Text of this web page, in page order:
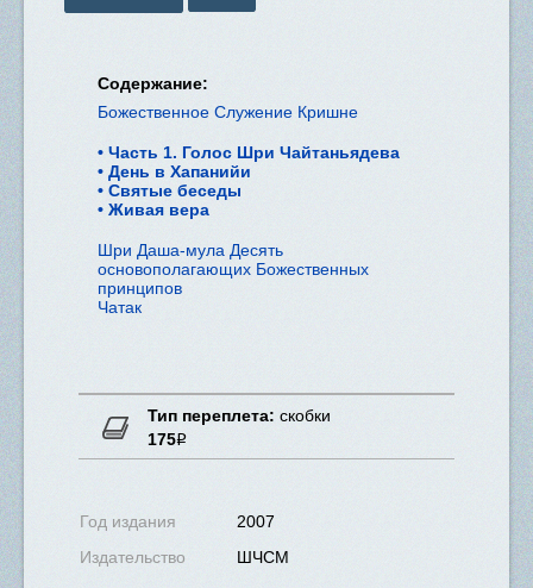
Содержание:
Божественное Служение Кришне
Часть 1. Голос Шри Чайтаньядева
День в Хапанийи
Святые беседы
Живая вера
Шри Даша-мула Десять
основополагающих Божественных
принципов
Чатак
Тип переплета: скобки
175Р
Год издания
2007
Издательство
ШЧСМ